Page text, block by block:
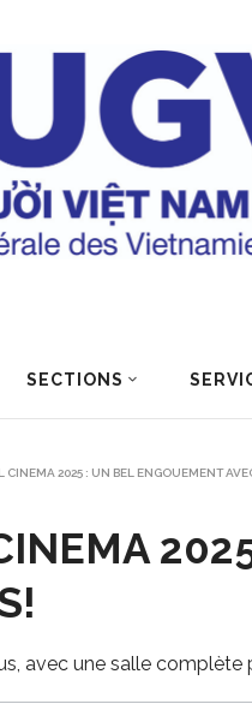
SECTIONS
CINEMA 2025 : UN BEL ENGOUEMENT
avec une salle complète